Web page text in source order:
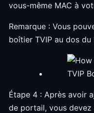
vous-même MAC à
Remarque : Vous
boîtier TVIP au dos du
Étape 4 : Après avoir
de portail, vous